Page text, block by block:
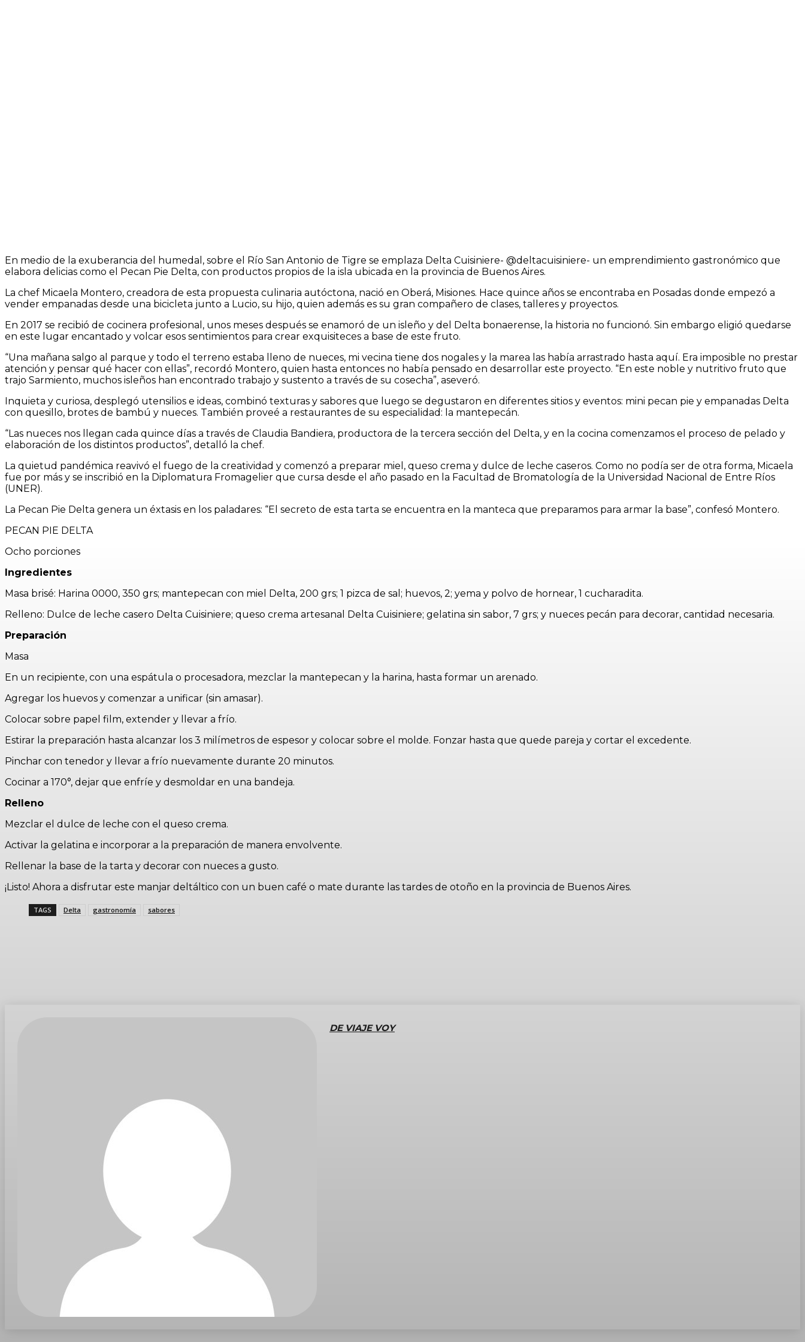
En medio de la exuberancia del humedal, sobre el Río San Antonio de Tigre se emplaza Delta Cuisiniere- @deltacuisiniere- un emprendimiento gastronómico que
elabora delicias como el Pecan Pie Delta, con productos propios de la isla ubicada en la provincia de Buenos Aires.
La chef Micaela Montero, creadora de esta propuesta culinaria autóctona, nació en Oberá, Misiones. Hace quince años se encontraba en Posadas donde empezó a
vender empanadas desde una bicicleta junto a Lucio, su hijo, quien además es su gran compañero de clases, talleres y proyectos.
En 2017 se recibió de cocinera profesional, unos meses después se enamoró de un isleño y del Delta bonaerense, la historia no funcionó. Sin embargo eligió quedarse
en este lugar encantado y volcar esos sentimientos para crear exquisiteces a base de este fruto.
“Una mañana salgo al parque y todo el terreno estaba lleno de nueces, mi vecina tiene dos nogales y la marea las había arrastrado hasta aquí. Era imposible no prestar
atención y pensar qué hacer con ellas”, recordó Montero, quien hasta entonces no había pensado en desarrollar este proyecto. “En este noble y nutritivo fruto que
trajo Sarmiento, muchos isleños han encontrado trabajo y sustento a través de su cosecha”, aseveró.
Inquieta y curiosa, desplegó utensilios e ideas, combinó texturas y sabores que luego se degustaron en diferentes sitios y eventos: mini pecan pie y empanadas Delta
con quesillo, brotes de bambú y nueces. También proveé a restaurantes de su especialidad: la mantepecán.
“Las nueces nos llegan cada quince días a través de Claudia Bandiera, productora de la tercera sección del Delta, y en la cocina comenzamos el proceso de pelado y
elaboración de los distintos productos”, detalló la chef.
La quietud pandémica reavivó el fuego de la creatividad y comenzó a preparar miel, queso crema y dulce de leche caseros. Como no podía ser de otra forma, Micaela
fue por más y se inscribió en la Diplomatura Fromagelier que cursa desde el año pasado en la Facultad de Bromatología de la Universidad Nacional de Entre Ríos
(UNER).
La Pecan Pie Delta genera un éxtasis en los paladares: “El secreto de esta tarta se encuentra en la manteca que preparamos para armar la base”, confesó Montero.
PECAN PIE DELTA
Ocho porciones
Ingredientes
Masa brisé: Harina 0000, 350 grs; mantepecan con miel Delta, 200 grs; 1 pizca de sal; huevos, 2; yema y polvo de hornear, 1 cucharadita.
Relleno: Dulce de leche casero Delta Cuisiniere; queso crema artesanal Delta Cuisiniere; gelatina sin sabor, 7 grs; y nueces pecán para decorar, cantidad necesaria.
Preparación
Masa
En un recipiente, con una espátula o procesadora, mezclar la mantepecan y la harina, hasta formar un arenado.
Agregar los huevos y comenzar a unificar (sin amasar).
Colocar sobre papel film, extender y llevar a frío.
Estirar la preparación hasta alcanzar los 3 milímetros de espesor y colocar sobre el molde. Fonzar hasta que quede pareja y cortar el excedente.
Pinchar con tenedor y llevar a frío nuevamente durante 20 minutos.
Cocinar a 170°, dejar que enfríe y desmoldar en una bandeja.
Relleno
Mezclar el dulce de leche con el queso crema.
Activar la gelatina e incorporar a la preparación de manera envolvente.
Rellenar la base de la tarta y decorar con nueces a gusto.
¡Listo! Ahora a disfrutar este manjar deltáltico con un buen café o mate durante las tardes de otoño en la provincia de Buenos Aires.
TAGS Delta gastronomía sabores
DE VIAJE VOY